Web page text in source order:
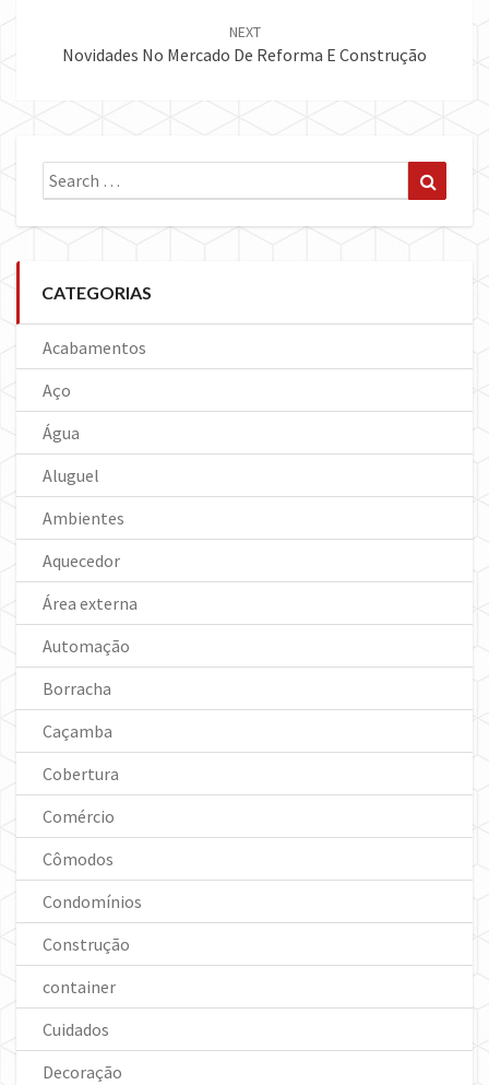
NEXT
Novidades No Mercado De Reforma E Construção
Search
for:
CATEGORIAS
Acabamentos
Aço
Água
Aluguel
Ambientes
Aquecedor
Área externa
Automação
Borracha
Caçamba
Cobertura
Comércio
Cômodos
Condomínios
Construção
container
Cuidados
Decoração